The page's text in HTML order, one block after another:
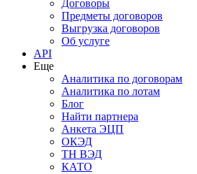
Договоры
Предметы договоров
Выгрузка договоров
Об услуге
API
Еще
Аналитика по договорам
Аналитика по лотам
Блог
Найти партнера
Анкета ЭЦП
ОКЭД
ТН ВЭД
КАТО